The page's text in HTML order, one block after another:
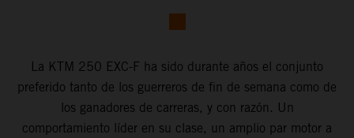
La KTM 250 EXC-F ha sido durante años el conjunto
preferido tanto de los guerreros de fin de semana como de
los ganadores de carreras, y con razón. Un
comportamiento líder en su clase, un amplio par motor a